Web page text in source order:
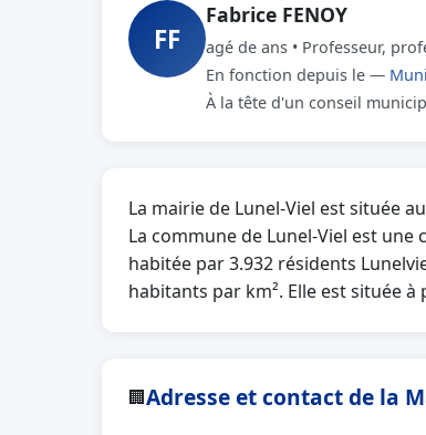
FF
Fabrice FENOY
agé de ans • Professeur,
En fonction depuis le —
À la tête d'un conseil
La mairie de Lunel-Viel est située
La commune de Lunel-Viel est
habitée par 3.932 résidents
habitants par km². Elle est située
🏢Adresse et contact de la